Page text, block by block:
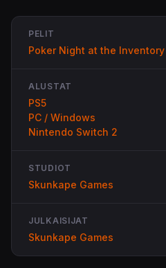
PELIT
Poker Night at the Inventory
ALUSTAT
PS5
PC / Windows
Nintendo Switch 2
STUDIOT
Skunkape Games
JULKAISIJAT
Skunkape Games